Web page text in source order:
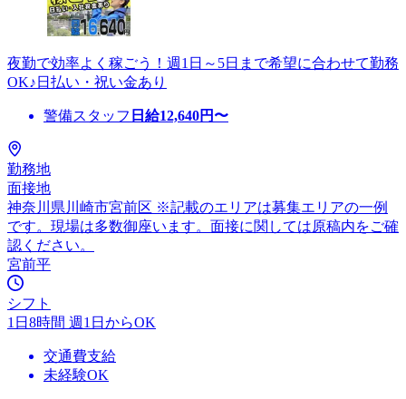
夜勤で効率よく稼ごう！週1日～5日まで希望に合わせて勤務
OK♪日払い・祝い金あり
警備スタッフ 日給12,640円〜
勤務地
面接地
神奈川県川崎市宮前区 ※記載のエリアは募集エリアの一例
です。現場は多数御座います。面接に関しては原稿内をご確
認ください。
宮前平
シフト
1日8時間 週1日からOK
交通費支給
未経験OK